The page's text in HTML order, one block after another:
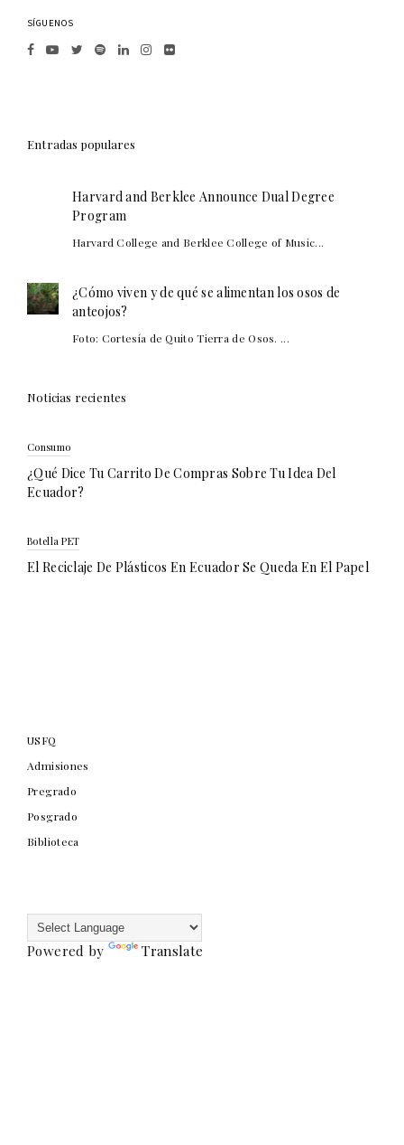
SÍGUENOS
Entradas populares
Harvard and Berklee Announce Dual Degree
Program
Harvard College and Berklee College of Music...
¿Cómo viven y de qué se alimentan los osos de
anteojos?
Foto: Cortesía de Quito Tierra de Osos. ...
Noticias recientes
Consumo
¿Qué Dice Tu Carrito De Compras Sobre Tu Idea Del
Ecuador?
Botella PET
El Reciclaje De Plásticos En Ecuador Se Queda En El Papel
USFQ
Admisiones
Pregrado
Posgrado
Biblioteca
Powered by Translate